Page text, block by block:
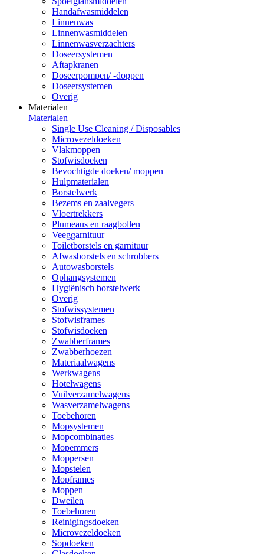
Handafwasmiddelen
Linnenwas
Linnenwasmiddelen
Linnenwasverzachters
Doseersystemen
Aftapkranen
Doseerpompen/ -doppen
Doseersystemen
Overig
Materialen
Materialen
Single Use Cleaning / Disposables
Microvezeldoeken
Vlakmoppen
Stofwisdoeken
Bevochtigde doeken/ moppen
Hulpmaterialen
Borstelwerk
Bezems en zaalvegers
Vloertrekkers
Plumeaus en raagbollen
Veeggarnituur
Toiletborstels en garnituur
Afwasborstels en schrobbers
Autowasborstels
Ophangsystemen
Hygiënisch borstelwerk
Overig
Stofwissystemen
Stofwisframes
Stofwisdoeken
Zwabberframes
Zwabberhoezen
Materiaalwagens
Werkwagens
Hotelwagens
Vuilverzamelwagens
Wasverzamelwagens
Toebehoren
Mopsystemen
Mopcombinaties
Mopemmers
Moppersen
Mopstelen
Mopframes
Moppen
Dweilen
Toebehoren
Reinigingsdoeken
Microvezeldoeken
Sopdoeken